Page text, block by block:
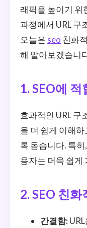
래픽을 높이기 위
과정에서 URL 구
오늘은 seo 친화
해 알아보겠습니
1. SEO에
효과적인 URL 구
을 더 쉽게 이해
록 돕습니다. 특
용자는 더욱 쉽게
2. SEO 친
간결함: